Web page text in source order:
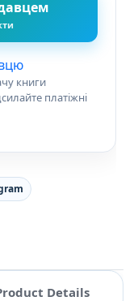
книги
платіжні
Details